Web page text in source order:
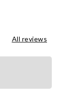
All reviews